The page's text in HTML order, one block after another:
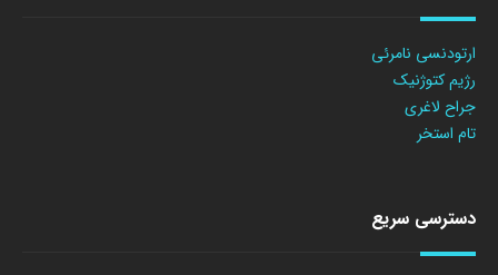
ارتودنسی نامرئی
رژیم کتوژنیک
جراح لاغری
تام استخر
دسترسی سریع